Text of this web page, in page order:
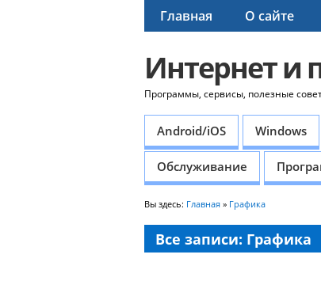
Главная О сайте
Интернет и
Программы, сервисы, полезные
Android/iOS Windows
Обслуживание
Вы здесь: Главная » Графика
Все записи: Графика